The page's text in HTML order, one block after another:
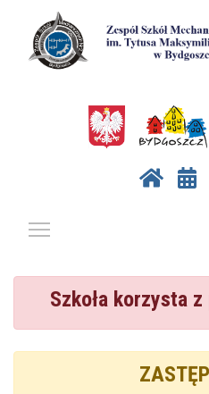
Szkoła korzysta